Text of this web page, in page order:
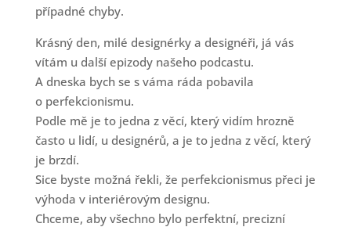
případné chyby.
Krásný den, milé designérky a designéři, já vás
vítám u další epizody našeho podcastu.
A dneska bych se s váma ráda pobavila
o perfekcionismu.
Podle mě je to jedna z věcí, který vidím hrozně
často u lidí, u designérů, a je to jedna z věcí, který
je brzdí.
Sice byste možná řekli, že perfekcionismus přeci je
výhoda v interiérovým designu.
Chceme, aby všechno bylo perfektní, precizní